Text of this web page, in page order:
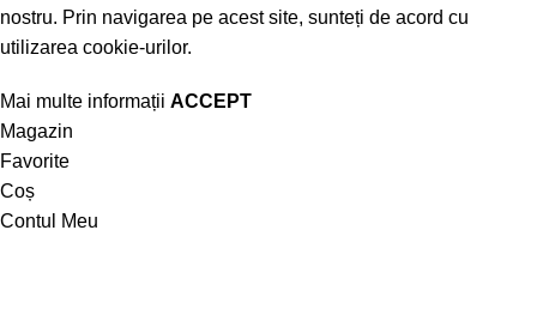
nostru. Prin navigarea pe acest site, sunteți de acord cu
utilizarea cookie-urilor.
Mai multe informații ACCEPT
Magazin
Favorite
Coș
Contul Meu